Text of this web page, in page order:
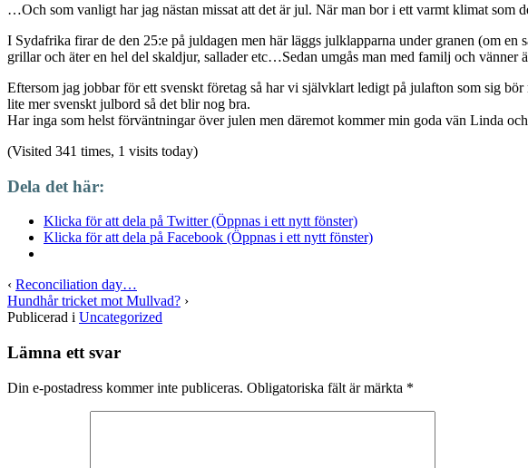
…Och som vanligt har jag nästan missat att det är jul. När man bor i ett varmt klimat som
I Sydafrika firar de den 25:e på juldagen men här läggs julklapparna under granen (om
grillar och äter en hel del skaldjur, sallader etc…Sedan umgås man med familj och vänner
Eftersom jag jobbar för ett svenskt företag så har vi självklart ledigt på julafton som sig
lite mer svenskt julbord så det blir nog bra.
Har inga som helst förväntningar över julen men däremot kommer min goda vän Linda
(Visited 341 times, 1 visits today)
Dela det här:
Klicka för att dela på Twitter (Öppnas i ett nytt fönster)
Klicka för att dela på Facebook (Öppnas i ett nytt fönster)
‹ Reconciliation day…
Hundhår tricket mot Mullvad? ›
Publicerad i Uncategorized
Lämna ett svar
Din e-postadress kommer inte publiceras. Obligatoriska fält är märkta *